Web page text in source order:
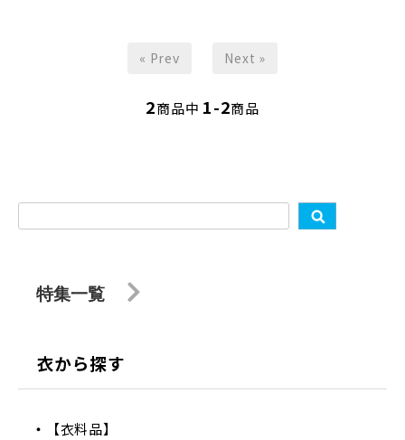
« Prev Next »
2商品中 1-2商品
特集一覧
衣から探す
【衣料品】